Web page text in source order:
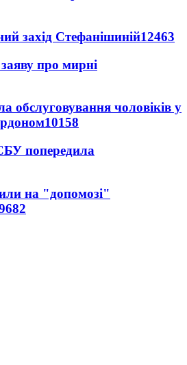
захід Стефанішиній12463
про мирні
обслуговування чоловіків у
10158
попередила
на "допомозі"